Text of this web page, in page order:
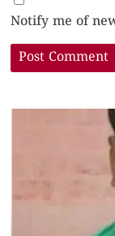
Notify me of